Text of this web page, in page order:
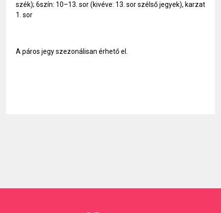
szék); 6szín: 10–13. sor (kivéve: 13. sor szélső jegyek), karzat
1. sor
A páros jegy szezonálisan érhető el.